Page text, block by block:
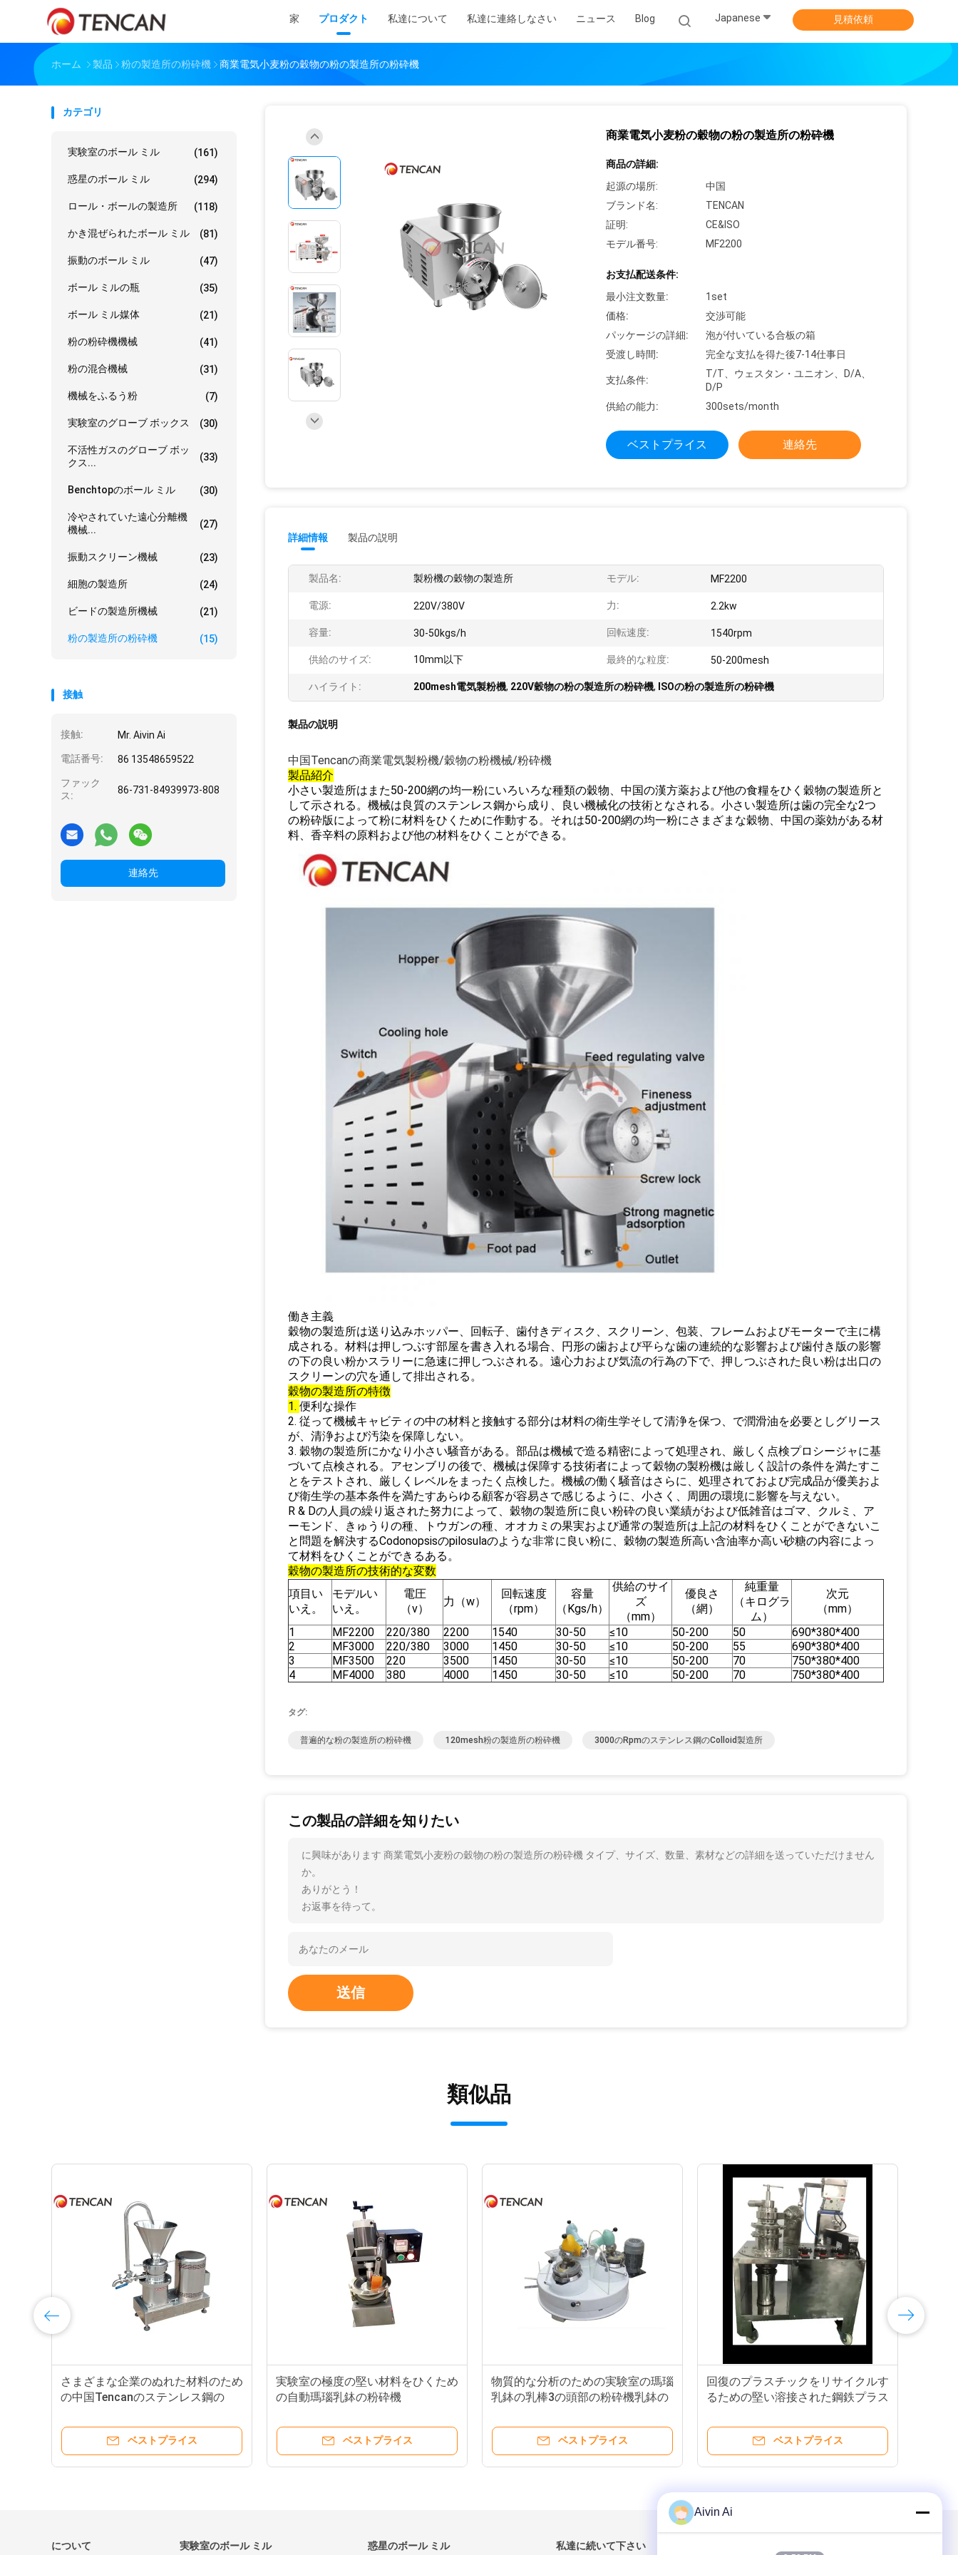
家 プロダクト 私達について 私達に連絡しなさい ニュース Blog Japanese 見積依頼
ホーム 製品 粉の製造所の粉砕機 商業電気小麦粉の穀物の粉の製造所の粉砕機
カテゴリ
実験室のボール ミル (161)
惑星のボール ミル (294)
ロール・ボールの製造所 (118)
かき混ぜられたボール ミル (81)
振動のボール ミル (47)
ボール ミルの瓶 (35)
ボール ミル媒体 (21)
粉の粉砕機機械 (41)
粉の混合機械 (31)
機械をふるう粉 (7)
実験室のグローブ ボックス (30)
不活性ガスのグローブ ボッ
クス...
(33)
Benchtopのボール ミル (30)
冷やされていた遠心分離機
機械...
(27)
振動スクリーン機械 (23)
細胞の製造所 (24)
ビードの製造所機械 (21)
粉の製造所の粉砕機 (15)
接触
接触: Mr. Aivin Ai
電話番号: 86 13548659522
ファック
ス:
86-731-84939973-808
連絡先
商業電気小麦粉の穀物の粉の製造所の粉砕機
商品の詳細:
起源の場所:
中国
ブランド名:
TENCAN
証明:
CE&ISO
モデル番号:
MF2200
お支払配送条件:
最小注文数量:
1set
価格:
交渉可能
パッケージの詳細:
泡が付いている合板の箱
受渡し時間:
完全な支払を得た後7-14仕事日
支払条件:
T/T、ウェスタン・ユニオン、D/A、
D/P
供給の能力:
300sets/month
ベストプライス 連絡先
詳細情報 製品の説明
製品名: 製粉機の穀物の製造所 モデル: MF2200
電源: 220V/380V 力: 2.2kw
容量: 30-50kgs/h 回転速度: 1540rpm
供給のサイズ: 10mm以下 最終的な粒度: 50-200mesh
ハイライト: 200mesh電気製粉機, 220V穀物の粉の製造所の粉砕機, ISOの粉の製造所の粉砕機
製品の説明
中国Tencanの商業電気製粉機/穀物の粉機械/粉砕機
製品紹介
小さい製造所はまた50-200網の均一粉にいろいろな種類の穀物、中国の漢方薬および他の食糧をひく穀物の製造所と
して示される。機械は良質のステンレス鋼から成り、良い機械化の技術となされる。小さい製造所は歯の完全な2つ
の粉砕版によって粉に材料をひくために作動する。それは50-200網の均一粉にさまざまな穀物、中国の薬効がある材
料、香辛料の原料および他の材料をひくことができる。
働き主義
穀物の製造所は送り込みホッパー、回転子、歯付きディスク、スクリーン、包装、フレームおよびモーターで主に構
成される。材料は押しつぶす部屋を書き入れる場合、円形の歯および平らな歯の連続的な影響および歯付き版の影響
の下の良い粉かスラリーに急速に押しつぶされる。遠心力および気流の行為の下で、押しつぶされた良い粉は出口の
スクリーンの穴を通して排出される。
穀物の製造所の特徴
1. 便利な操作
2. 従って機械キャビティの中の材料と接触する部分は材料の衛生学そして清浄を保つ、で潤滑油を必要としグリース
が、清浄および汚染を保障しない。
3. 穀物の製造所にかなり小さい騒音がある。部品は機械で造る精密によって処理され、厳しく点検プロシージャに基
づいて点検される。アセンブリの後で、機械は保障する技術者によって穀物の製粉機は厳しく設計の条件を満たすこ
とをテストされ、厳しくレベルをまったく点検した。機械の働く騒音はさらに、処理されておよび完成品が優美およ
び衛生学の基本条件を満たすあらゆる顧客が容易さで感じるように、小さく、周囲の環境に影響を与えない。
R & Dの人員の繰り返された努力によって、穀物の製造所に良い粉砕の良い業績がおよび低雑音はゴマ、クルミ、ア
ーモンド、きゅうりの種、トウガンの種、オオカミの果実および通常の製造所は上記の材料をひくことができないこ
と問題を解決するCodonopsisのpilosulaのような非常に良い粉に、穀物の製造所高い含油率か高い砂糖の内容によっ
て材料をひくことができるある。
穀物の製造所の技術的な変数
項目い
いえ。
モデルい
いえ。
電圧
（v）
力（w）
回転速度
（rpm）
容量
（Kgs/h）
供給のサイ
ズ
（mm）
優良さ
（網）
純重量
（キログラ
ム）
次元
（mm）
1
MF2200 220/380 2200 1540 30-50 ≤10 50-200 50
690*380*400
2
MF3000 220/380 3000 1450 30-50 ≤10 50-200 55
690*380*400
3
MF3500 220 3500 1450 30-50 ≤10 50-200 70
750*380*400
4
MF4000 380 4000 1450 30-50 ≤10 50-200 70 750*380*400
タグ:
普遍的な粉の製造所の粉砕機 120mesh粉の製造所の粉砕機 3000のrpmのステンレス鋼のColloid製造所
この製品の詳細を知りたい
に興味があります 商業電気小麦粉の穀物の粉の製造所の粉砕機 タイプ、サイズ、数量、素材などの詳細を送っていただけません
か。
ありがとう！
お返事を待って。
送信
類似品
さまざまな企業のぬれた材料のため
の中国Tencanのステンレス鋼の
ベストプライス
実験室の極度の堅い材料をひくため
の自動瑪瑙乳鉢の粉砕機
ベストプライス
物質的な分析のための実験室の瑪瑙
乳鉢の乳棒3の頭部の粉砕機乳鉢の
ベストプライス
回復のプラスチックをリサイクルす
るための堅い溶接された鋼鉄プラス
ベストプライス
について 実験室のボール ミル 惑星のボール ミル 私達に続いて下さい
Aivin Ai